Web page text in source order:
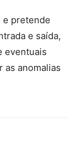
e pretende
e saída,
eventuais
as anomalias